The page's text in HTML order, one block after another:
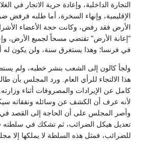
التجارة الداخلية، وإعادة حرية الاتجار في
الإقليمية، وإنهاء السخرة، أما طلبه فرفض
الأرض فقد رفض، وكانت حجة الأعضاء
"إعانة الأرض" تقتضي مسحاً لجميع الأرض،
في فرنسا؛ وهذا يستغرق سنة، ولن يكون له
ولجأ كالون إلى الشعب بنشر خطبه، ولم
هذا الالتجاء للرأي العام. ورد المجلس بأن
كامل عن الإيرادات والمصروفات أثناء
لأنه عرف أن الكشف عن وسائله ونفقاته
وأصر المجلس على أن الحاجة إلى القصد في
تعديل هيكل الضرائب، ثم تشكك في